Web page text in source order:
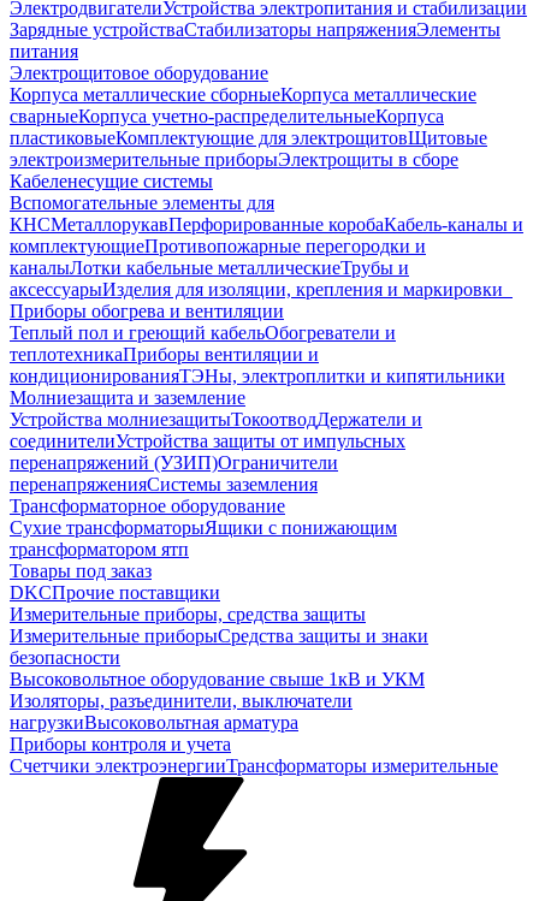
ЭлектродвигателиУстройства электропитания и стабилизации
Зарядные устройстваСтабилизаторы напряженияЭлементы
питания
Электрощитовое оборудование
Корпуса металлические сборныеКорпуса металлические
сварныеКорпуса учетно-распределительныеКорпуса
пластиковыеКомплектующие для электрощитовЩитовые
электроизмерительные приборыЭлектрощиты в сборе
Кабеленесущие системы
Вспомогательные элементы для
КНСМеталлорукавПерфорированные коробаКабель-каналы и
комплектующиеПротивопожарные перегородки и
каналыЛотки кабельные металлическиеТрубы и
аксессуарыИзделия для изоляции, крепления и маркировки
Приборы обогрева и вентиляции
Теплый пол и греющий кабельОбогреватели и
теплотехникаПриборы вентиляции и
кондиционированияТЭНы, электроплитки и кипятильники
Молниезащита и заземление
Устройства молниезащитыТокоотводДержатели и
соединителиУстройства защиты от импульсных
перенапряжений (УЗИП)Ограничители
перенапряженияСистемы заземления
Трансформаторное оборудование
Сухие трансформаторыЯщики с понижающим
трансформатором ятп
Товары под заказ
DKCПрочие поставщики
Измерительные приборы, средства защиты
Измерительные приборыСредства защиты и знаки
безопасности
Высоковольтное оборудование свыше 1кВ и УКМ
Изоляторы, разъединители, выключатели
нагрузкиВысоковольтная арматура
Приборы контроля и учета
Счетчики электроэнергииТрансформаторы измерительные